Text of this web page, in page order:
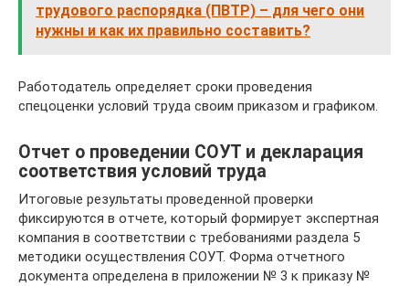
трудового распорядка (ПВТР) – для чего они
нужны и как их правильно составить?
Работодатель определяет сроки проведения
спецоценки условий труда своим приказом и графиком.
Отчет о проведении СОУТ и декларация
соответствия условий труда
Итоговые результаты проведенной проверки
фиксируются в отчете, который формирует экспертная
компания в соответствии с требованиями раздела 5
методики осуществления СОУТ. Форма отчетного
документа определена в приложении № 3 к приказу №